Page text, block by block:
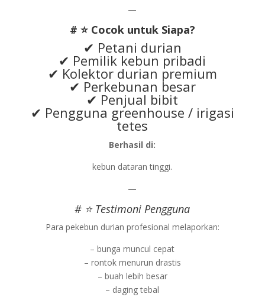
—
# ⭐ Cocok untuk Siapa?
✔ Petani durian
✔ Pemilik kebun pribadi
✔ Kolektor durian premium
✔ Perkebunan besar
✔ Penjual bibit
✔ Pengguna greenhouse / irigasi
tetes
Berhasil di:
kebun dataran tinggi.
—
# ⭐ Testimoni Pengguna
Para pekebun durian profesional melaporkan:
– bunga muncul cepat
– rontok menurun drastis
– buah lebih besar
– daging tebal